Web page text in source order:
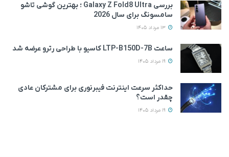
بررسی Galaxy Z Fold8 Ultra ؛ بهترین گوشی تاشو
سامسونگ برای سال 2026
ساعت LTP-B150D-7B کاسیو با طراحی رترو عرضه شد
حداکثر سرعت اینترنت فیبرنوری برای مشترکان عادی
چقدر است؟